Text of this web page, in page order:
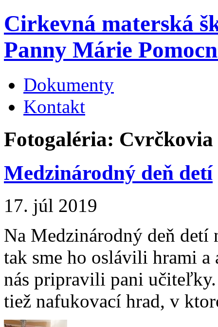
Cirkevná materská
Panny Márie
Dokumenty
Kontakt
Fotogaléria: Cvrčkovia
Medzinárodný deň detí
17. júl 2019
Na Medzinárodný deň detí
tak sme ho oslávili hrami
nás pripravili pani
tiež nafukovací hrad, v